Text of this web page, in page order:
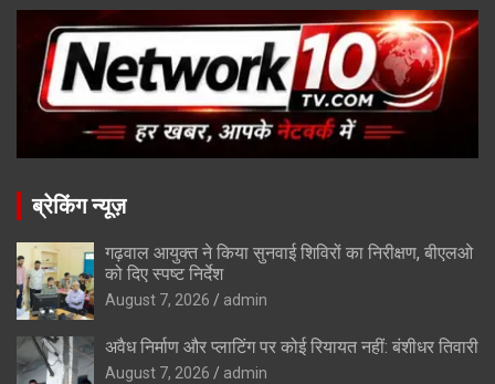
ब्रेकिंग न्यूज़
गढ़वाल आयुक्त ने किया सुनवाई शिविरों का निरीक्षण, बीएलओ
को दिए स्पष्ट निर्देश
August 7, 2026 admin
अवैध निर्माण और प्लाटिंग पर कोई रियायत नहीं: बंशीधर तिवारी
August 7, 2026 admin